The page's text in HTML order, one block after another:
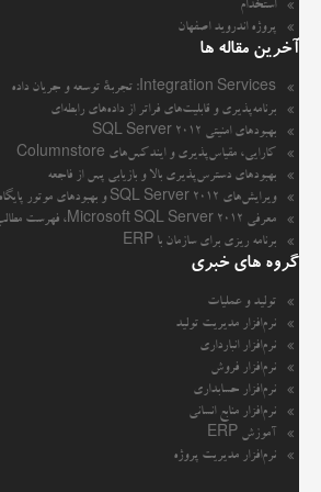
استخدام
پروژه اندروید اصفهان
آخرین مقاله ها
Integration Services: تجربهٔ توسعه و جریان داده
برنامه‌پذیری و قابلیت‌های فراتر از داده‌های رابطه‌ای
بهبودهای امنیتی SQL Server 2012
کارایی، مقیاس‌پذیری و ایندکس‌های Columnstore
بهبودهای دسترس‌پذیری بالا و بازیابی پس از فاجعه
ویرایش‌های SQL Server 2012 و بهبودهای موتور پایگاه‌داده
معرفی Microsoft SQL Server 2012، فهرست مطالب و مقدمه
برنامه ریزی برای سازمان با ERP
گروه های خبری
تولید و عملیات
نرم‌افزار مدیریت تولید
نرم‌افزار انبارداری
نرم‌افزار فروش
نرم‌افزار حسابداری
نرم‌افزار منابع انسانی
آموزش ERP
نرم‌افزار مدیریت پروژه